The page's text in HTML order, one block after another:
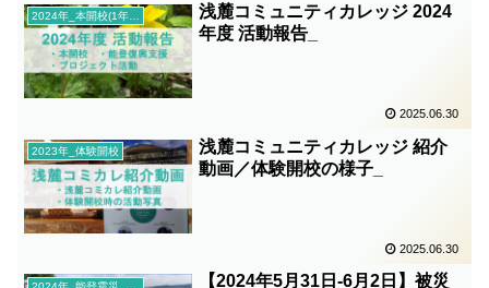
2024年_本開校(1年目)
浅麓コミュニティカレッジ 2024
年度 活動報告_
2025.06.30
2023年_体験開校
浅麓コミュニティカレッジ 紹介
動画／体験開校の様子_
2025.06.30
【2024年5月31日-6月2日】被災